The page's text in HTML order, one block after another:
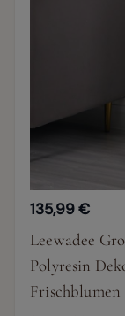
135,99 €
Leewadee
Polyresin
Frischblumen